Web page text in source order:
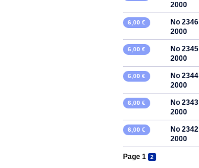
2000
6,00 €
No 2346
2000
6,00 €
No 2345
2000
6,00 €
No 2344
2000
6,00 €
No 2343
2000
6,00 €
No 2342
2000
Page 1 2